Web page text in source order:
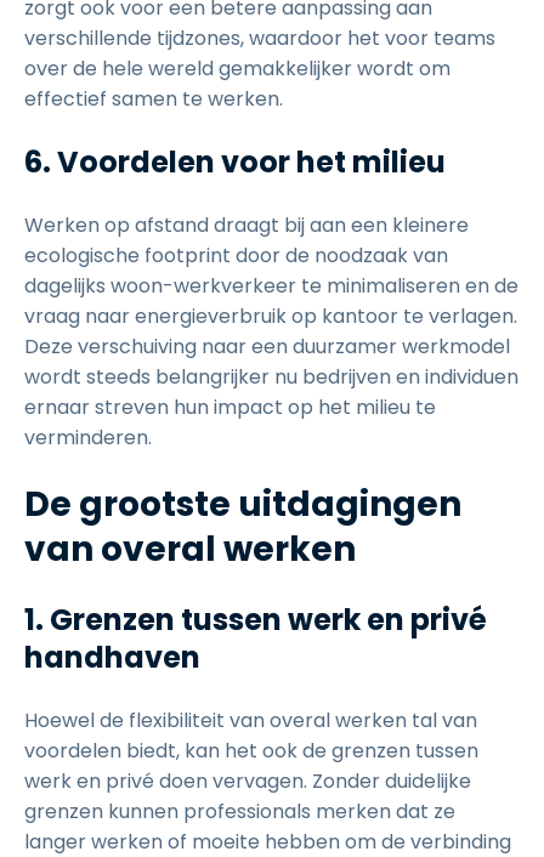
zorgt ook voor een betere aanpassing aan
verschillende tijdzones, waardoor het voor teams
over de hele wereld gemakkelijker wordt om
effectief samen te werken.
6. Voordelen voor het milieu
Werken op afstand draagt bij aan een kleinere
ecologische footprint door de noodzaak van
dagelijks woon-werkverkeer te minimaliseren en de
vraag naar energieverbruik op kantoor te verlagen.
Deze verschuiving naar een duurzamer werkmodel
wordt steeds belangrijker nu bedrijven en individuen
ernaar streven hun impact op het milieu te
verminderen.
De grootste uitdagingen
van overal werken
1. Grenzen tussen werk en privé
handhaven
Hoewel de flexibiliteit van overal werken tal van
voordelen biedt, kan het ook de grenzen tussen
werk en privé doen vervagen. Zonder duidelijke
grenzen kunnen professionals merken dat ze
langer werken of moeite hebben om de verbinding